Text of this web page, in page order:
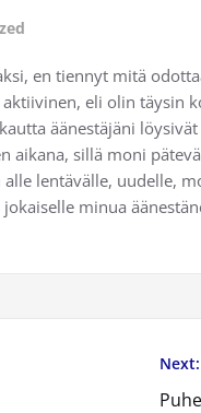
en tiennyt mitä
eli olin täysin
äänestäjäni
aikana, sillä moni
lentävälle, uudelle,
minua
Next: